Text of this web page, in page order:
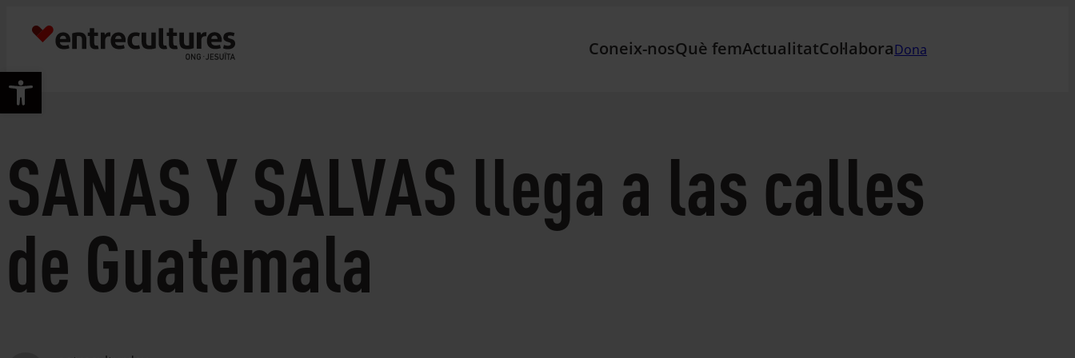
Obre la barra d'eines
contingut
Coneix-nosQuè femActualitatCol·laboraDona
SANAS Y SALVAS llega a las calles
de Guatemala